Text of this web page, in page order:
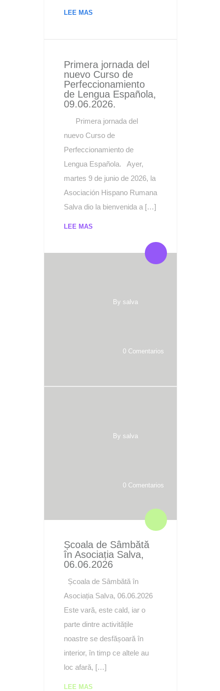
LEE MAS
Primera jornada del
nuevo Curso de
Perfeccionamiento
de Lengua Española,
09.06.2026.
Primera jornada del
nuevo Curso de
Perfeccionamiento de
Lengua Española. Ayer,
martes 9 de junio de 2026, la
Asociación Hispano Rumana
Salva dio la bienvenida a […]
LEE MAS
By salva
0 Comentarios
By salva
0 Comentarios
Școala de Sâmbătă
în Asociația Salva,
06.06.2026
Școala de Sâmbătă în
Asociația Salva, 06.06.2026
Este vară, este cald, iar o
parte dintre activitățile
noastre se desfășoară în
interior, în timp ce altele au
loc afară, […]
LEE MAS